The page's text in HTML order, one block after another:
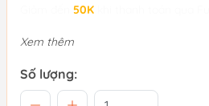
50K
Xem thêm
Số lượng: